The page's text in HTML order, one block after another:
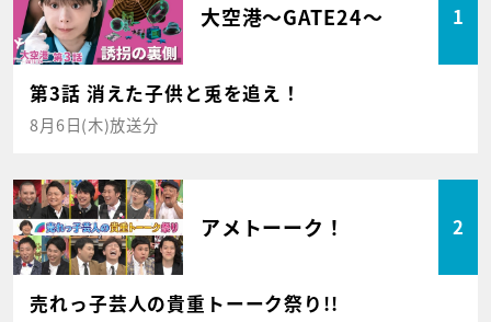
大空港～GATE24～ 1
第3話 消えた子供と兎を追え！
8月6日(木)放送分
アメトーーク！ 2
売れっ子芸人の貴重トーーク祭り!!